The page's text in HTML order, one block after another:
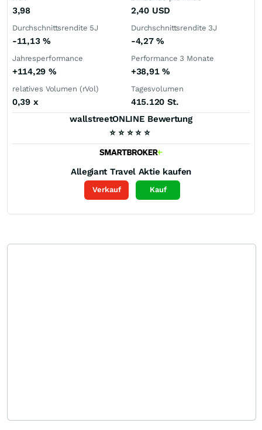
3,98 2,40 USD
Durchschnittsrendite 5J
-11,13 %
Durchschnittsrendite 3J
-4,27%
Jahresperformance
+114,29 %
Performance 3 Monate
+38,91 %
relatives Volumen (rVol)
0,39 x
Tagesvolumen
415.120 St.
wallstreetONLINE Bewertung
⭐ ⭐ ⭐ ⭐ ⭐
Allegiant Travel Aktie kaufen
Verkauf Kauf